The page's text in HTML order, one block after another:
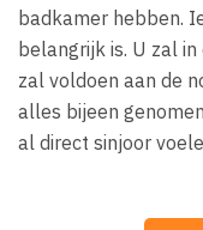
badkamer hebben.
belangrijk is. U zal
zal voldoen aan de
alles bijeen
al direct sinjoor